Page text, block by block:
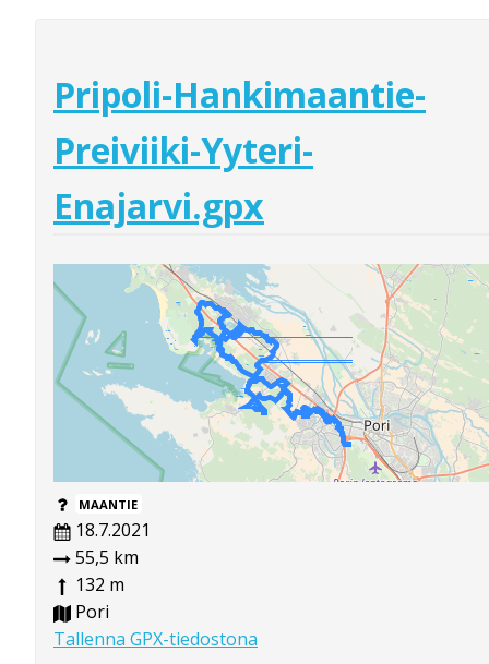
Pripoli-Hankimaantie-
Preiviiki-Yyteri-
Enajarvi.gpx
MAANTIE
18.7.2021
55,5 km
132 m
Pori
Tallenna GPX-tiedostona